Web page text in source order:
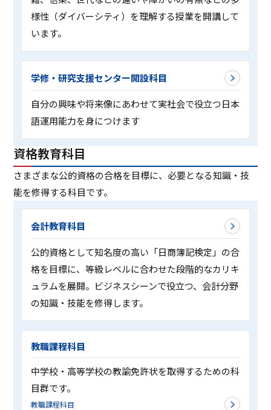
様性（ダイバーシティ）を理解する授業を開講して
います。
学修・研究支援センター開設科目
自分の興味や将来像にあわせて実社会で役立つ日本
語運用能力を身につけます
資格教育科目
さまざまな公的資格の合格を目標に、必要となる知識・技
能を修得する科目です。
会計教育科目
公的資格として知名度の高い「日商簿記検定」の合
格を目標に、等級レベルに合わせた段階的なカリキ
ュラムを展開。ビジネスシーンで役立つ、会計分野
の知識・技能を修得します。
教職課程科目
中学校・高等学校の教諭免許状を取得するための科
目群です。
教職課程科目